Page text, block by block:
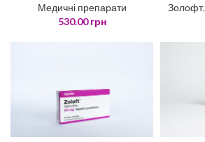
Медичні препарати
530.00грн
Золофт,